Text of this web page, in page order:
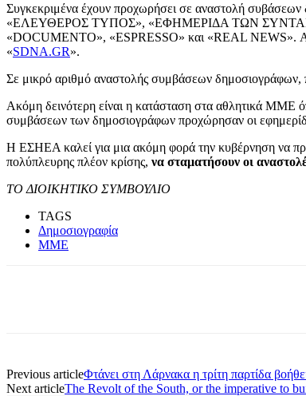
Συγκεκριμένα έχουν προχωρήσει σε αναστολή
«ΕΛΕΥΘΕΡΟΣ ΤΥΠΟΣ», «ΕΦΗΜΕΡΙΔΑ ΤΩΝ
«DOCUMENTO», «ESPRESSO» και «REAL NEWS».
«SDNA.GR».
Σε μικρό αριθμό αναστολής συμβάσεων
Ακόμη δεινότερη είναι η κατάσταση στα αθλητικά ΜΜΕ
συμβάσεων των δημοσιογράφων προχώρησαν οι
Η ΕΣΗΕΑ καλεί για μια ακόμη φορά την κυβέρνηση να
πολύπλευρης πλέον κρίσης, να σταματήσουν οι
ΤΟ ΔΙΟΙΚΗΤΙΚΟ ΣΥΜΒΟΥΛΙΟ
TAGS
Δημοσιογραφία
ΜΜΕ
Previous articleΦτάνει στη Λάρνακα η τρίτη παρτίδα
Next articleThe Revolt of the South, or the imperative to